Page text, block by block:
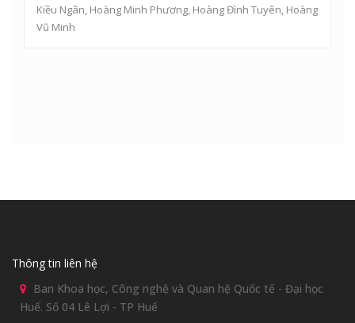
Kiều Ngân, Hoàng Minh Phương, Hoàng Đình Tuyên, Hoàng
Vũ Minh
Thông tin liên hệ
Ban Khoa học, Công nghệ và Quan hệ Quốc tế - Đại học
Huế. Số 04 Lê Lợi - TP Huế